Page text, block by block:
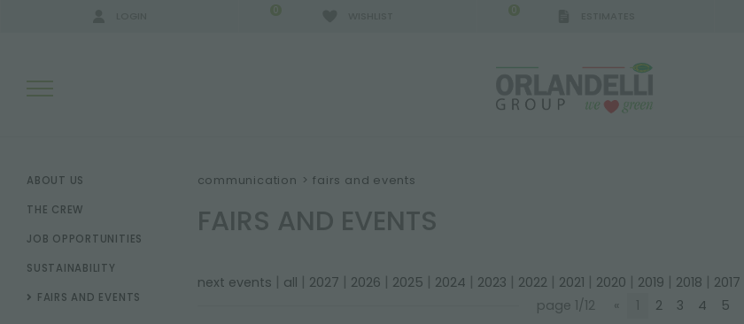
0 0
SEARCH RESULTS:
ABOUT US
THE CREW
JOB OPPORTUNITIES
SUSTAINABILITY
FAIRS AND EVENTS
communication > fairs and events
FAIRS AND EVENTS
next events | all | 2027 | 2026 | 2025 | 2024 | 2023 | 2022| 2021 | 2020 | 2019 | 2018 | 2017
page 1/12
« 1 2 3 4 5